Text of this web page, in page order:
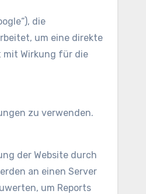
die
um eine direkte
mit Wirkung für die
zu verwenden.
der Website durch
an einen Server
um Reports